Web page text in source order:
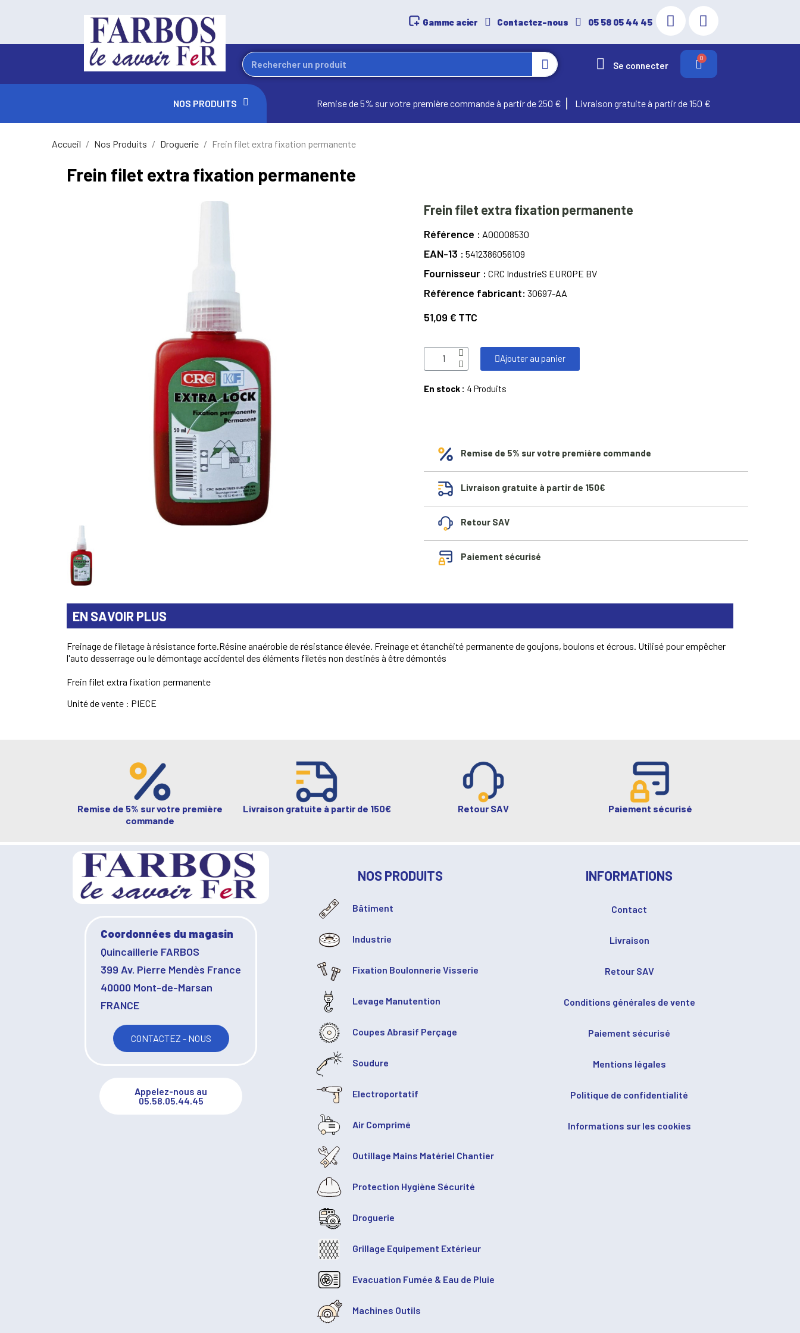
Gamme acier Contactez-nous 05 58 05 44 45
Se connecter
NOS PRODUITS Remise de 5% sur votre première commande à partir de 250 € Livraison gratuite à partir de 150 €
Accueil Nos Produits Droguerie Frein filet extra fixation permanente
Frein filet extra fixation permanente
Frein filet extra fixation permanente
Référence A00008530
EAN-13 5412386056109
Fournisseur CRC IndustrieS EUROPE BV
Référence fabricant 30697-AA
51,09 € TTC
Ajouter au panier
En stock : 4 Produits
Remise de 5% sur votre première commande
Livraison gratuite à partir de 150€
Retour SAV
Paiement sécurisé
EN SAVOIR PLUS
Freinage de filetage à résistance forte.Résine anaérobie de résistance élevée. Freinage et étanchéité permanente de goujons, boulons et écrous. Utilisé pour empêcher
l'auto desserrage ou le démontage accidentel des éléments filetés non destinés à être démontés
Frein filet extra fixation permanente
Unité de vente : PIECE
Remise de 5% sur votre première
commande
Livraison gratuite à partir de 150€ Retour SAV Paiement sécurisé
Coordonnées du magasin
Quincaillerie FARBOS
399 Av. Pierre Mendès France
40000 Mont-de-Marsan
FRANCE
CONTACTEZ - NOUS
Appelez-nous au
05.58.05.44.45
NOS PRODUITS
Bâtiment
Industrie
Fixation Boulonnerie Visserie
Levage Manutention
Coupes Abrasif Perçage
Soudure
Electroportatif
Air Comprimé
Outillage Mains Matériel Chantier
Protection Hygiène Sécurité
Droguerie
Grillage Equipement Extérieur
Evacuation Fumée & Eau de Pluie
Machines Outils
INFORMATIONS
Contact
Livraison
Retour SAV
Conditions générales de vente
Paiement sécurisé
Mentions légales
Politique de confidentialité
Informations sur les cookies